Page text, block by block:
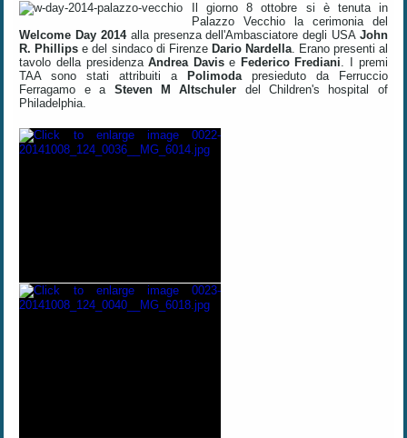
Il giorno 8 ottobre si è tenuta in
Palazzo Vecchio la cerimonia del
Welcome Day 2014alla presenza dell'Ambasciatore degli USA John
R. Phillips e del sindaco di Firenze Dario Nardella. Erano presenti al
tavolo della presidenzaAndrea Davise Federico Frediani. I premi
TAA sono stati attribuiti a
Polimodapresieduto da Ferruccio
Ferragamo e a Steven M Altschuler del Children's hospital of
Philadelphia.